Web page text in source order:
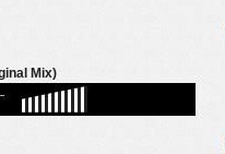
Mix)